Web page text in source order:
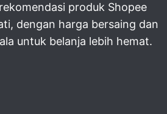
produk Shopee
dengan harga bersaing dan
untuk belanja lebih hemat.